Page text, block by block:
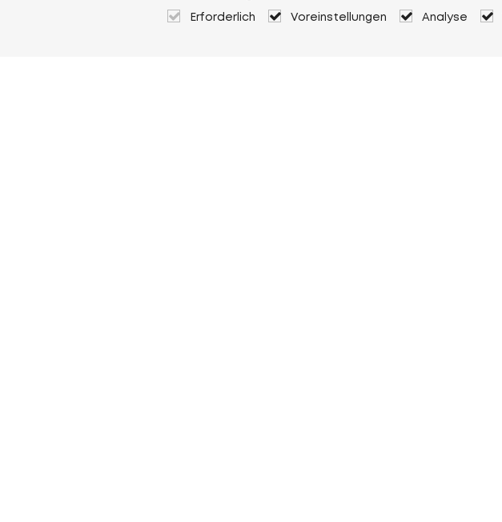
Erforderlich Voreinstellungen Analyse